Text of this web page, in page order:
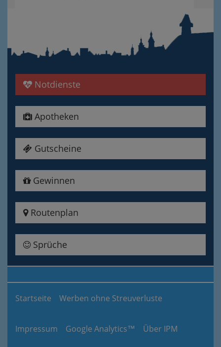
Notdienste
Apotheken
Gutscheine
Gewinnen
Routenplan
Sprüche
Startseite Werben ohne Streuverluste
Impressum Google Analytics™ Über IPM